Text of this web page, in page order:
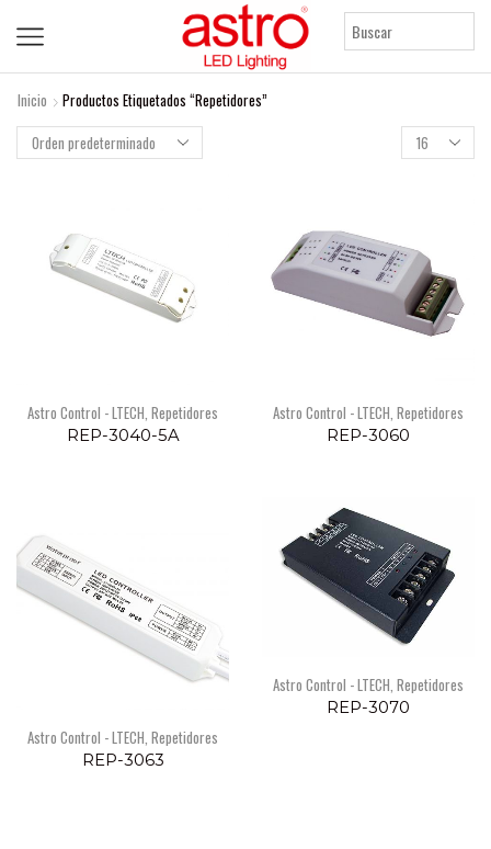
Inicio
Productos Etiquetados “Repetidores”
Products
per
Astro Control - LTECH, Repetidores
REP-3040-5A
Astro Control - LTECH, Repetidores
REP-3060
Astro Control - LTECH, Repetidores
REP-3063
Astro Control - LTECH Repetidores
REP-3070